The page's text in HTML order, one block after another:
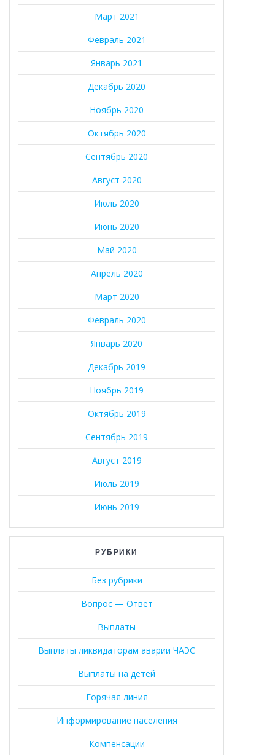
Март 2021
Февраль 2021
Январь 2021
Декабрь 2020
Ноябрь 2020
Октябрь 2020
Сентябрь 2020
Август 2020
Июль 2020
Июнь 2020
Май 2020
Апрель 2020
Март 2020
Февраль 2020
Январь 2020
Декабрь 2019
Ноябрь 2019
Октябрь 2019
Сентябрь 2019
Август 2019
Июль 2019
Июнь 2019
РУБРИКИ
Без рубрики
Вопрос — Ответ
Выплаты
Выплаты ликвидаторам аварии ЧАЭС
Выплаты на детей
Горячая линия
Информирование населения
Компенсации